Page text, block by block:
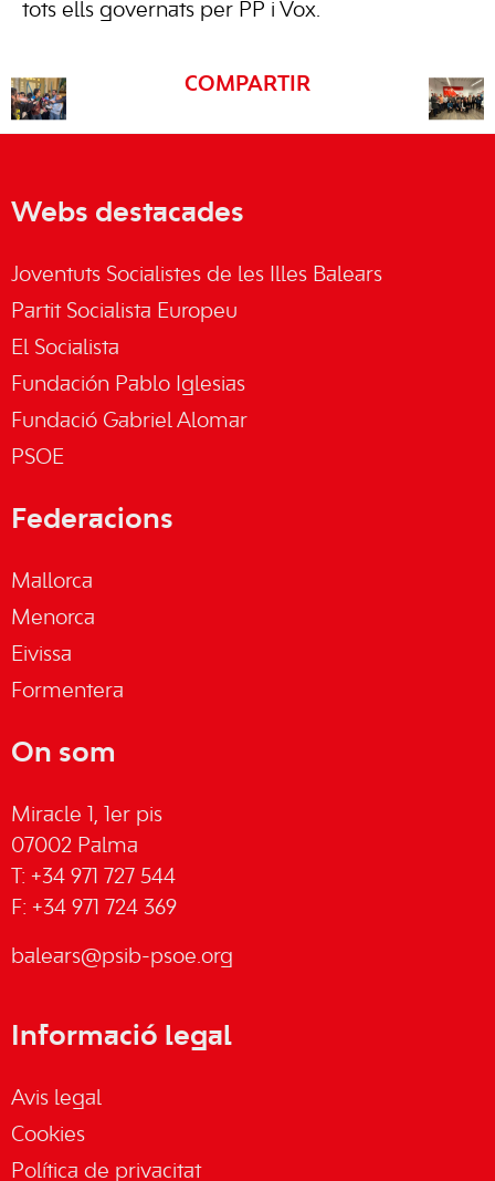
tots ells governats per PP i Vox.
COMPARTIR
Webs destacades
Joventuts Socialistes de les Illes Balears
Partit Socialista Europeu
El Socialista
Fundación Pablo Iglesias
Fundació Gabriel Alomar
PSOE
Federacions
Mallorca
Menorca
Eivissa
Formentera
On som
Miracle 1, 1er pis
07002 Palma
T: +34 971 727 544
F: +34 971 724 369
balears@psib-psoe.org
Informació legal
Avis legal
Cookies
Política de privacitat